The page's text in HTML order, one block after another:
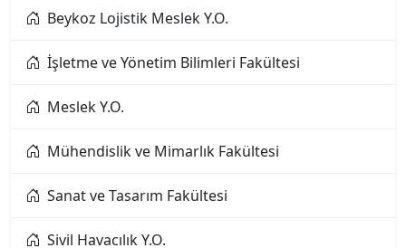
Alanya Alaaddin Keykubat Üniversitesi
Alanya Üniversitesi
Altınbaş Üniversitesi
Amasya Üniversitesi
Anadolu Üniversitesi
Ankara Bilim Üniversitesi
Beykoz Lojistik Meslek Y.O.
İşletme ve Yönetim Bilimleri Fakültesi
Meslek Y.O.
Mühendislik ve Mimarlık Fakültesi
Sanat ve Tasarım Fakültesi
Sivil Havacılık Y.O.